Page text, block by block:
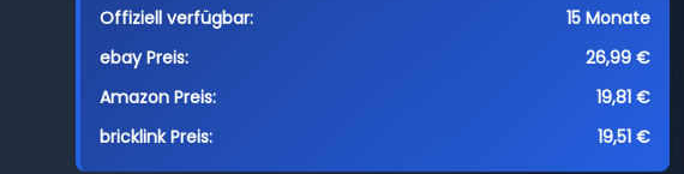
Offiziell verfügbar:
15 Monate
ebay Preis:
26,99 €
Amazon Preis:
19,81 €
bricklink Preis:
19,51 €